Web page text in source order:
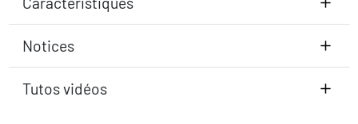
Notices
Tutos vidéos